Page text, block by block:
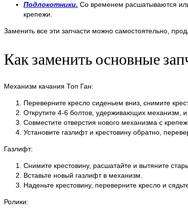
Подлокотники. Со временем расшатываются
крепежи.
Заменить все эти запчасти можно самостоятельно,
Как заменить основные
Механизм качания Топ Ган:
Переверните кресло сиденьем вниз, снимите
Открутите 4-6 болтов, удерживающих механизм, и
Совместите отверстия нового механизма с
Установите газлифт и крестовину обратно,
Газлифт:
Снимите крестовину, расшатайте и вытяните
Вставьте новый газлифт в механизм.
Наденьте крестовину, переверните кресло и
Ролики: